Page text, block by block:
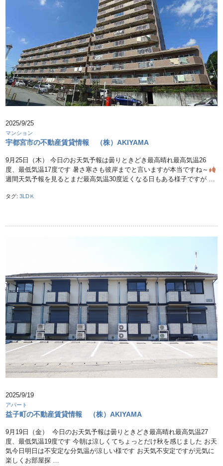
2025/9/25
マンション
宇都宮市の不動産賃貸情報 （株）AKIYAMA
9月25日（木） 今日のお天気予報は曇りときどき最高晴れ最高気温26
度、最低気温17度です 暑さ寒さも彼岸までと言いますが本当ですね～
週間天気予報を見るとまだ最高気温30度近くなる日もある様子ですが …
タグ:3LDＫ
2025/9/19
アパート
益子町の不動産賃貸情報 （株）AKIYAMA
9月19日（金） 今日のお天気予報は曇りときどき最高晴れ最高気温27
度、最低気温19度です 今朝は涼しくてちょっとだけ秋を感じました お天
気今日明日は不安定な分気温が涼しい様です お天気不安定ですが元気に
楽しくお部屋探 …